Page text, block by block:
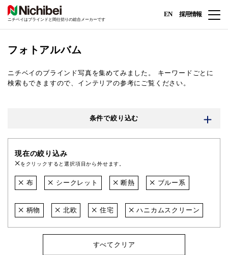
ニチベイはブラインドと間仕切りの総合メーカーです
EN 採用情報
フォトアルバム
ニチベイのブラインド写真を集めてみました。
キーワードごとに
検索もできますので、インテリアの参考にご覧ください。
条件で絞り込む
現在の絞り込み
をクリックすると選択項目から外せます。
布 シークレット 断熱 ブルー系
柄物 北欧 住宅 ハニカムスクリーン
すべてクリア